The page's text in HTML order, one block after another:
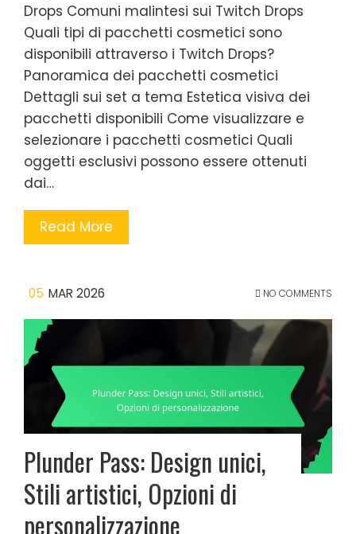
Drops Comuni malintesi sui Twitch Drops
Quali tipi di pacchetti cosmetici sono
disponibili attraverso i Twitch Drops?
Panoramica dei pacchetti cosmetici
Dettagli sui set a tema Estetica visiva dei
pacchetti disponibili Come visualizzare e
selezionare i pacchetti cosmetici Quali
oggetti esclusivi possono essere ottenuti
dai…
Read More
05 MAR 2026 NO COMMENTS
Plunder Pass: Design unici,
Stili artistici, Opzioni di
personalizzazione